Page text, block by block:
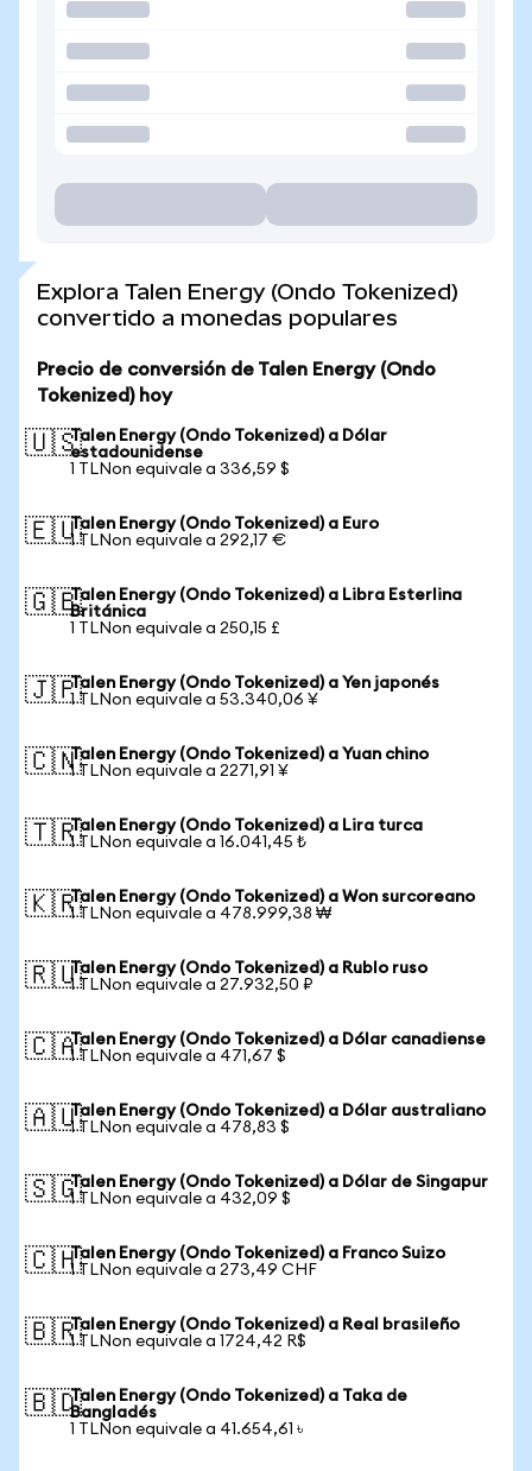
Explora Talen Energy (Ondo Tokenized)
convertido a monedas populares
Precio de conversión de Talen Energy (Ondo
Tokenized) hoy
🇺🇸Talen Energy (Ondo Tokenized) a Dólar
estadounidense
1 TLNon equivale a 336,59 $
🇪🇺Talen Energy (Ondo Tokenized) a Euro
1 TLNon equivale a 292,17 €
🇬🇧Talen Energy (Ondo Tokenized) a Libra Esterlina
Británica
1 TLNon equivale a 250,15 £
🇯🇵Talen Energy (Ondo Tokenized) a Yen japonés
1 TLNon equivale a 53.340,06 ¥
🇨🇳Talen Energy (Ondo Tokenized) a Yuan chino
1 TLNon equivale a 2271,91 ¥
🇹🇷Talen Energy (Ondo Tokenized) a Lira turca
1 TLNon equivale a 16.041,45 ₺
🇰🇷Talen Energy (Ondo Tokenized) a Won surcoreano
1 TLNon equivale a 478.999,38 ₩
🇷🇺Talen Energy (Ondo Tokenized) a Rublo ruso
1 TLNon equivale a 27.932,50 ₽
🇨🇦Talen Energy (Ondo Tokenized) a Dólar canadiense
1 TLNon equivale a 471,67 $
🇦🇺Talen Energy (Ondo Tokenized) a Dólar australiano
1 TLNon equivale a 478,83 $
🇸🇬Talen Energy (Ondo Tokenized) a Dólar de Singapur
1 TLNon equivale a 432,09 $
🇨🇭Talen Energy (Ondo Tokenized) a Franco Suizo
1 TLNon equivale a 273,49 CHF
🇧🇷Talen Energy (Ondo Tokenized) a Real brasileño
1 TLNon equivale a 1724,42 R$
🇧🇩Talen Energy (Ondo Tokenized) a Taka de
Bangladés
1 TLNon equivale a 41.654,61 ৳